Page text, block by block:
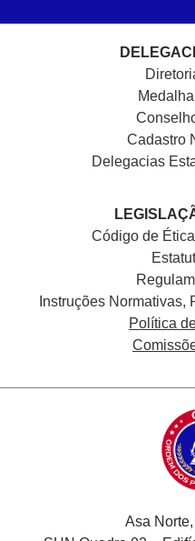
Cadastro
Delegacias
Código de
Instruções
Política
Asa